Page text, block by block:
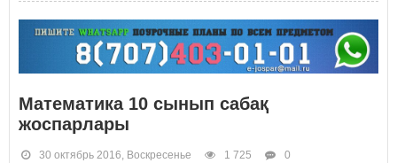
Математика 10 сынып сабақ
жоспарлары
30 октябрь 2016, Воскресенье 1 725 0